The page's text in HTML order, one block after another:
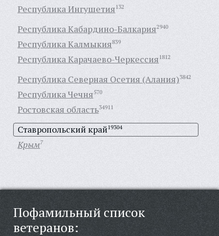
Республика Ингушетия132
Республика Кабардино-Балкария2940
Республика Калмыкия839
Республика Карачаево-Черкессия1812
Республика Северная Осетия (Алания)3842
Республика Чечня570
Ростовская область34911
Ставропольский край19304
Крым7
Пофамильный список
ветеранов: